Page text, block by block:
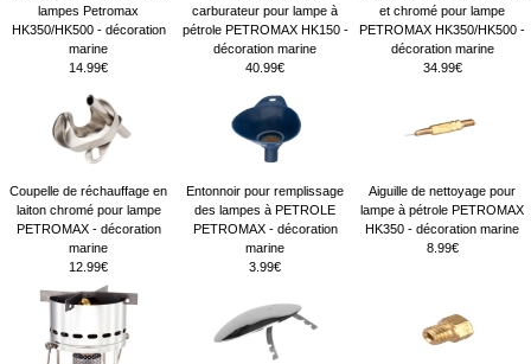
lampes Petromax
HK350/HK500 - décoration
marine
14.99€
carburateur pour lampe à
pétrole PETROMAX HK150 -
décoration marine
40.99€
et chromé pour lampe
PETROMAX HK350/HK500 -
décoration marine
34.99€
Coupelle de réchauffage en
laiton chromé pour lampe
PETROMAX - décoration
marine
12.99€
Entonnoir pour remplissage
des lampes à PETROLE
PETROMAX - décoration
marine
3.99€
Aiguille de nettoyage pour
lampe à pétrole PETROMAX
HK350 - décoration marine
8.99€